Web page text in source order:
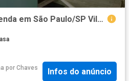
Casa / Sobrado para Venda em São Paulo/SP Vila Brasilina 4 Quartos
por Chaves
Infos do anúncio